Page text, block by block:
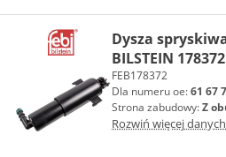
Dysza
BILSTEIN 178372
FEB178372
Dla numeru oe:61 67
Strona zabudowy:Z
Rozwiń więcej danych